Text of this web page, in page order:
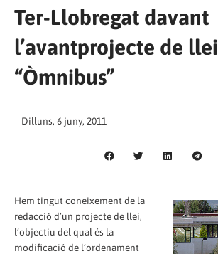
Ter-Llobregat davant
l’avantprojecte de llei
“Òmnibus”
Dilluns, 6 juny, 2011
Hem tingut coneixement de la
redacció d’un projecte de llei,
l’objectiu del qual és la
modificació de l’ordenament